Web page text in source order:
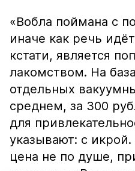
«Вобла поймана с
иначе как речь
кстати, является
лакомством. На
отдельных
среднем, за 300
для
указывают: с
цена не по душе,